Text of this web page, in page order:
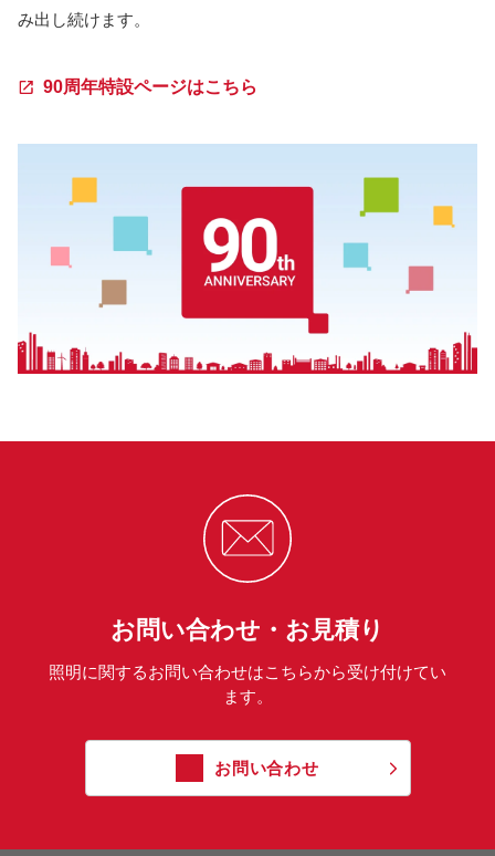
み出し続けます。
90周年特設ページはこちら
お問い合わせ・お見積り
照明に関するお問い合わせはこちらから受け付けてい
ます。
お問い合わせ